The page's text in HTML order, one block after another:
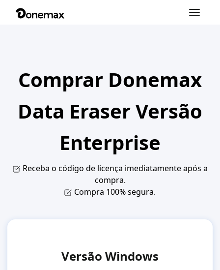
Alternar
Comprar Donemax
Data Eraser Versão
Enterprise
Receba o código de licença imediatamente após a
compra.
Compra 100% segura.
Versão Windows